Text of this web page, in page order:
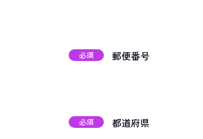
必須 郵便番号
必須 都道府県